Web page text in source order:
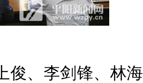
、李剑锋、林海